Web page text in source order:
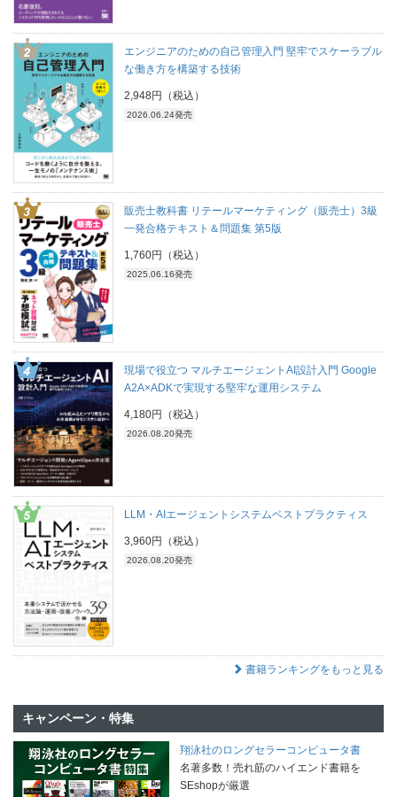
エンジニアのための自己管理入門 堅牢でスケーラブル
な働き方を構築する技術
2,948円（税込）
2026.06.24発売
販売士教科書 リテールマーケティング（販売士）3級
一発合格テキスト＆問題集 第5版
1,760円（税込）
2025.06.16発売
現場で役立つ マルチエージェントAI設計入門 Google
A2A×ADKで実現する堅牢な運用システム
4,180円（税込）
2026.08.20発売
LLM・AIエージェントシステムベストプラクティス
3,960円（税込）
2026.08.20発売
書籍ランキングをもっと見る
キャンペーン・特集
翔泳社のロングセラーコンピュータ書
名著多数！売れ筋のハイエンド書籍を
SEshopが厳選